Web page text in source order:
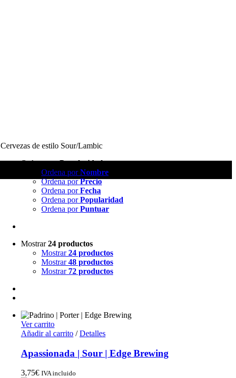
Cervezas de estilo Sour/Lambic
Ordena porPopularidad
Ordena porNombre
Ordena porPrecio
Ordena porFecha
Ordena porPopularidad
Ordena porPuntuar
Mostrar24 productos
Mostrar24 productos
Mostrar48 productos
Mostrar 72 productos
Ver carrito
Añadir al carrito / Detalles
Apassionada | Sour | Edge Brewing
3,75€ IVA incluido